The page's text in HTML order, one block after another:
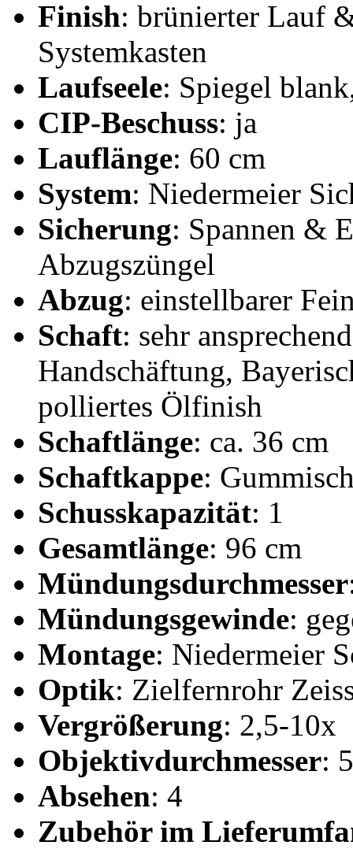
Finish: brünierter Lauf
Systemkasten
Laufseele: Spiegel
CIP-Beschuss: ja
Lauflänge: 60 cm
System: Niedermeier
Sicherung: Spannen &
Abzugszüngel
Abzug: einstellbarer
Schaft: sehr
Handschäftung,
polliertes Ölfinish
Schaftlänge: ca. 36 cm
Schaftkappe:
Schusskapazität: 1
Gesamtlänge: 96 cm
Mündungsdurchmesser
Mündungsgewinde:
Montage: Niedermeier
Optik: Zielfernrohr
Vergrößerung: 2,5-10x
Objektivdurchmesser:
Absehen: 4
Zubehör im